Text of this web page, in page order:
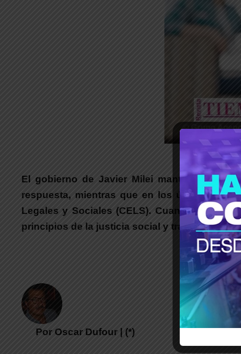
El gobierno de Javier Milei mantiene
respuesta, mientras que en los últimos tres
Legales y Sociales (CELS). Cuando el
principios de la justicia social y transforma
Por Oscar Dufour | (*)